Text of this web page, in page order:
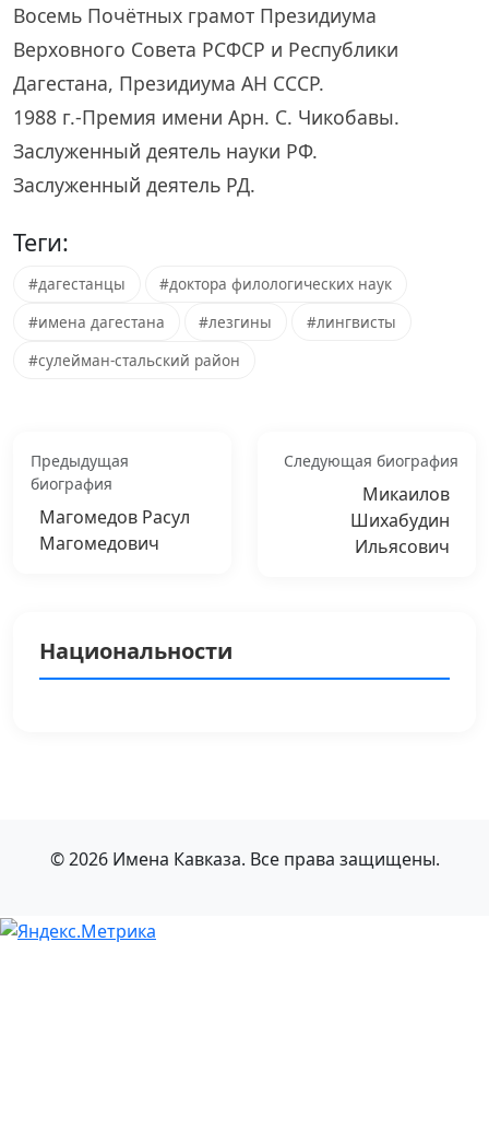
Восемь Почётных грамот Президиума
Верховного Совета РСФСР и Республики
Дагестана, Президиума АН СССР.
1988 г.-Премия имени Арн. С. Чикобавы.
Заслуженный деятель науки РФ.
Заслуженный деятель РД.
Теги:
#дагестанцы
#доктора филологических наук
#имена дагестана
#лезгины
#лингвисты
#сулейман-стальский район
Предыдущая
биография
Магомедов Расул
Магомедович
Следующая биография
Микаилов
Шихабудин
Ильясович
Национальности
© 2026 Имена Кавказа. Все права защищены.